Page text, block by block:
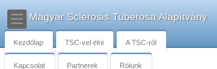
Magyar Sclerosis Tuberosa Alapítvány
Kezdőlap TSC-vel élni A TSC-ről
Kapcsolat Partnerek Rólunk